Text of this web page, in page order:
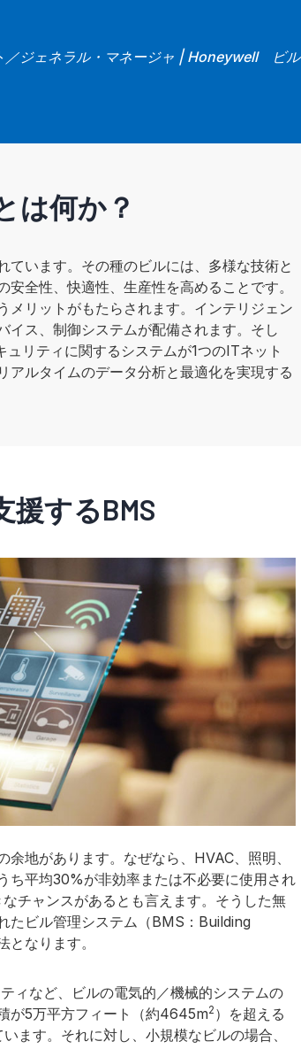
／ジェネラル・マネージャ | Honeywell ビル
は何か？
います。その種のビルには、多様な技術と
全性、快適性、生産性を高めることです。
メリットがもたらされます。インテリジェン
イス、制御システムが配備されます。そし
リティに関するシステムが1つのITネット
アルタイムのデータ分析と最適化を実現する
援するBMS
地があります。なぜなら、HVAC、照明、
ち平均30%が非効率または不必要に使用され
チャンスがあるとも言えます。そうした無
たビル管理システム（BMS：Building
なります。
ィなど、ビルの電気的／機械的システムの
が5万平方フィート（約4645m2 ）を超える
ます。それに対し、小規模なビルの場合、